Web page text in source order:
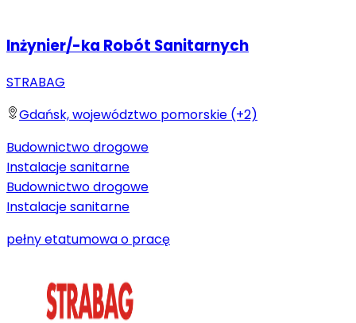
Inżynier/-ka Robót Sanitarnych
STRABAG
Gdańsk, województwo pomorskie (+2)
Budownictwo drogowe
Instalacje sanitarne
Budownictwo drogowe
Instalacje sanitarne
pełny etatumowa o pracę